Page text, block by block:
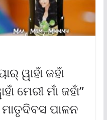
ୱାହାଁ ଜହାଁ
ମେରୀ ମାଁ ଜହାଁ”
ପାଳନ